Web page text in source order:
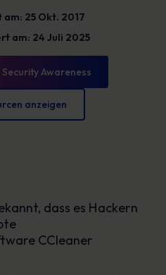
25 Okt. 2017
am: 24 Juli 2025
Awareness
anzeigen
dass es Hackern
CCleaner